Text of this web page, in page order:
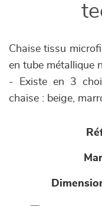
Chaise tissu
en tube métallique
- Existe en 3
chaise : beige,